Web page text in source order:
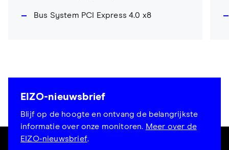
Bus System PCI Express 4.0 x8
EIZO-nieuwsbrief
Blijf op de hoogte en ontvang de belangrijkste
informatie over onze monitoren. Meer over de
EIZO-nieuwsbrief.